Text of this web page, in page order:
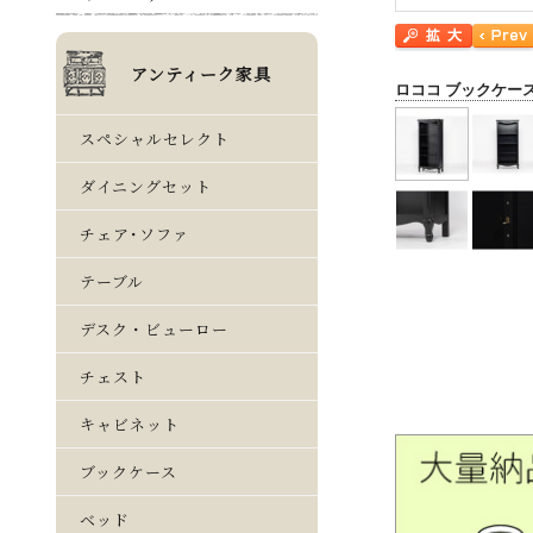
ロココ ブックケー